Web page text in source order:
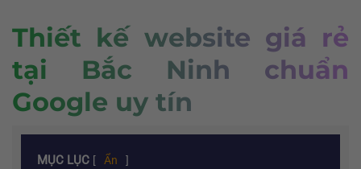
Thiết kế website giá rẻ
tại Bắc Ninh chuẩn
Google uy tín
MỤC LỤC [ Ẩn ]